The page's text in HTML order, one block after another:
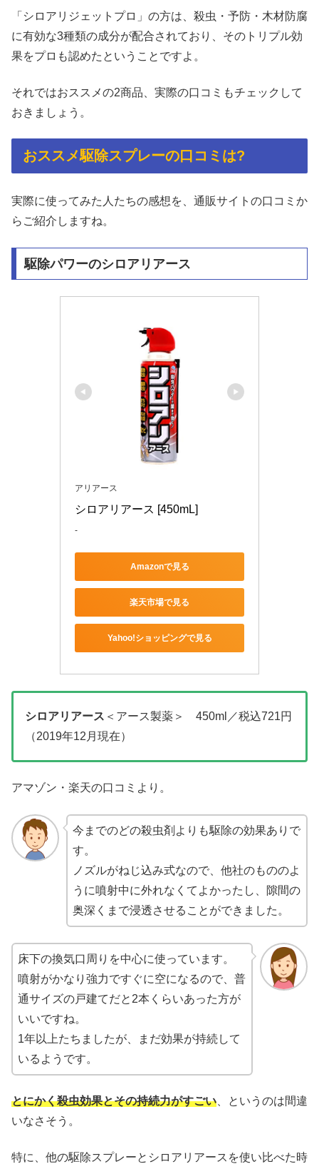
「シロアリジェットプロ」の方は、殺虫・予防・木材防腐
に有効な3種類の成分が配合されており、そのトリプル効
果をプロも認めたということですよ。
それではおススメの2商品、実際の口コミもチェックして
おきましょう。
おススメ駆除スプレーの口コミは?
実際に使ってみた人たちの感想を、通販サイトの口コミか
らご紹介しますね。
駆除パワーのシロアリアース
アリアース
シロアリアース [450mL]
-
Amazonで見る
楽天市場で見る
Yahoo!ショッピングで見る
シロアリアース ＜アース製薬＞ 450ml／税込721円
（2019年12月現在）
アマゾン・楽天の口コミより。
今までのどの殺虫剤よりも駆除の効果ありで
す。
ノズルがねじ込み式なので、他社のもののよ
うに噴射中に外れなくてよかったし、隙間の
奥深くまで浸透させることができました。
床下の換気口周りを中心に使っています。
噴射がかなり強力ですぐに空になるので、普
通サイズの戸建てだと2本くらいあった方が
いいですね。
1年以上たちましたが、まだ効果が持続して
いるようです。
とにかく殺虫効果とその持続力がすごい、というのは間違
いなさそう。
特に、他の駆除スプレーとシロアリアースを使い比べた時